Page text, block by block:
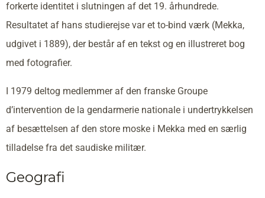
forkerte identitet i slutningen af det 19. århundrede.
Resultatet af hans studierejse var et to-bind værk (Mekka,
udgivet i 1889), der består af en tekst og en illustreret bog
med fotografier.
I 1979 deltog medlemmer af den franske Groupe
d’intervention de la gendarmerie nationale i undertrykkelsen
af besættelsen af den store moske i Mekka med en særlig
tilladelse fra det saudiske militær.
Geografi